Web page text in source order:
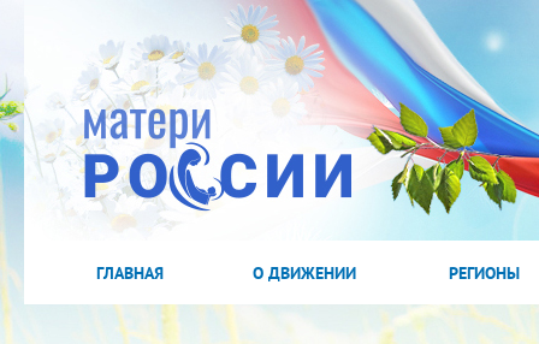
ГЛАВНАЯ О ДВИЖЕНИИ РЕГИОНЫ